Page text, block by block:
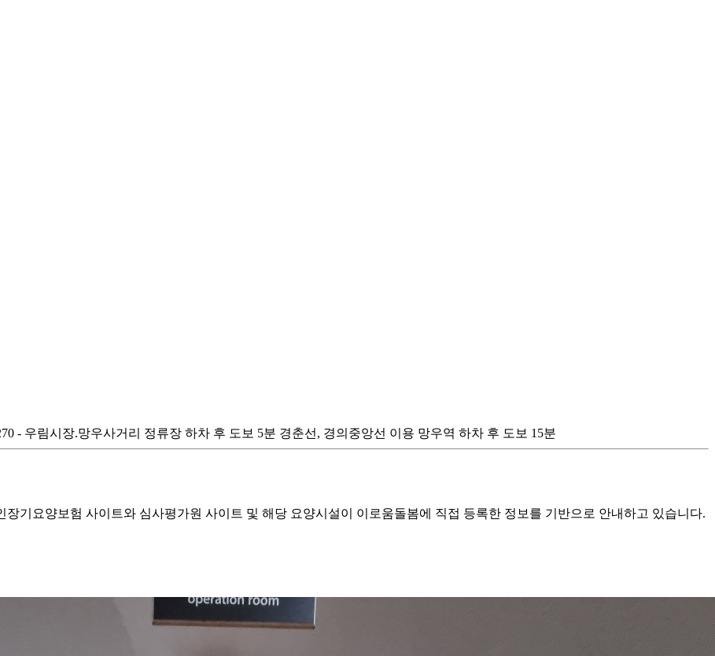
- 우림시장.망우사거리 정류장 하차 후 도보 5분 경춘선, 경의중앙선 이용 망우역 하차 후 도보 15분
기요양보험 사이트와 심사평가원 사이트 및 해당 요양시설이 이로움돌봄에 직접 등록한 정보를 기반으로 안내하고 있습니다.